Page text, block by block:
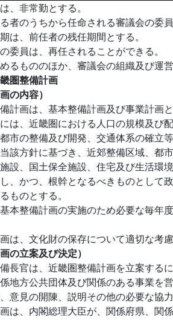
、非常勤とする。
者のうちから任命される審議会の委
は、前任者の残任期間とする。
委員は、再任されることができる。
るもののほか、審議会の組織及び運
圏整備計画
の内容）
計画は、基本整備計画及び事業計画と
は、近畿圏における人口の規模及び
市の整備及び開発、交通体系の確立
該方針に基づき、近郊整備区域、都
設、国土保全施設、住宅及び生活環
、かつ、根幹となるべきものとして
ものとする。
本整備計画の実施のため必要な毎年
は、文化財の保存について適切な考
の立案及び決定）
長官は、近畿圏整備計画を立案する
地方公共団体及び関係のある事業を
意見の開陳、説明その他の必要な協
は、内閣総理大臣が、関係府県、関